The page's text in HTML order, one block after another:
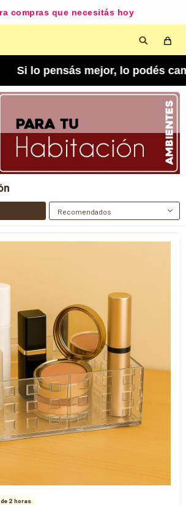
según zona y cobertura
podés cambiar. Tenés 5
Recomendados
de 2 horas